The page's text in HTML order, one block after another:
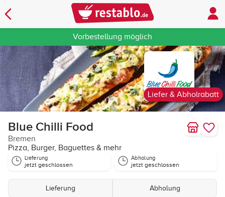
Vorbestellung möglich
Liefer & Abholrabatt
Blue Chilli Food
Bremen
Pizza, Burger, Baguettes & mehr
Lieferung
jetzt geschlossen
Abholung
jetzt geschlossen
Lieferung Abholung